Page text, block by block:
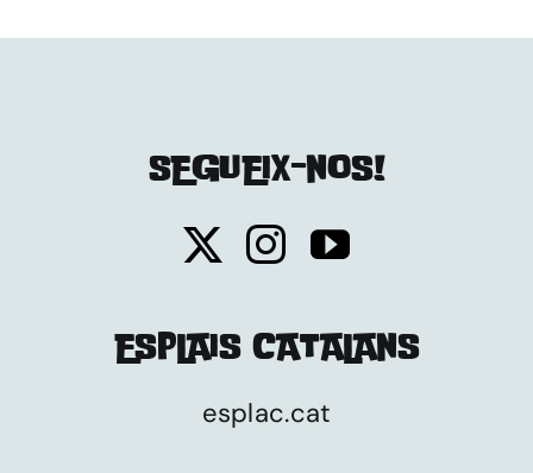
SEGUEIX-NOS!
ESPLAIS CATALANS
esplac.cat